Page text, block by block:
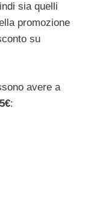
sia quelli
promozione
su
avere a
: